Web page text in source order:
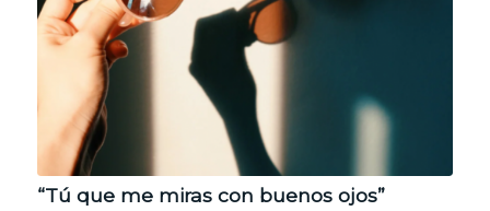
“Tú que me miras con buenos ojos”